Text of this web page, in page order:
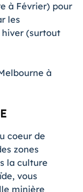
à Février) pour
les
(surtout
à
coeur de
zones
la culture
vous
minière